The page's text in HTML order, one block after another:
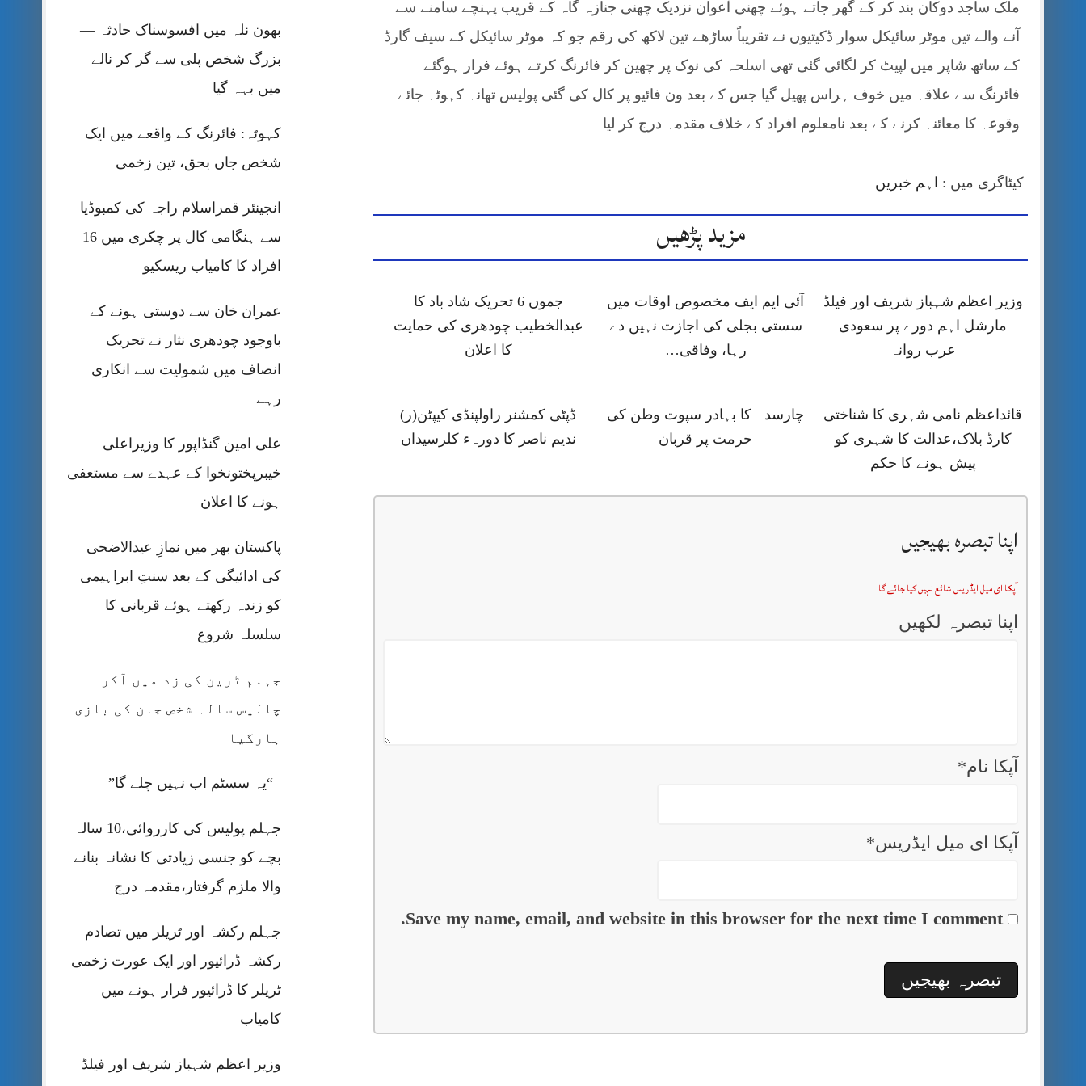
بھون نلہ میں افسوسناک حادثہ —
بزرگ شخص پلی سے گر کر نالے
میں بہہ گیا
کہوٹہ: فائرنگ کے واقعے میں ایک
شخص جاں بحق، تین زخمی
انجینئر قمراسلام راجہ کی کمبوڈیا
سے ہنگامی کال پر چکری میں 16
افراد کا کامیاب ریسکیو
عمران خان سے دوستی ہونے کے
باوجود چودھری نثار نے تحریک
انصاف میں شمولیت سے انکاری
رہے
علی امین گنڈاپور کا وزیراعلیٰ
خیبرپختونخوا کے عہدے سے مستعفی
ہونے کا اعلان
پاکستان بھر میں نمازِ عیدالاضحی
کی ادائیگی کے بعد سنتِ ابراہیمی
کو زندہ رکھتے ہوئے قربانی کا
سلسلہ شروع
جہلم ٹرین کی زد میں آکر
چالیس سالہ شخص جان کی بازی
ہارگیا
“یہ سسٹم اب نہیں چلے گا”
جہلم پولیس کی کارروائی،10 سالہ
بچے کو جنسی زیادتی کا نشانہ بنانے
والا ملزم گرفتار،مقدمہ درج
جہلم رکشہ اور ٹریلر میں تصادم
رکشہ ڈرائیور اور ایک عورت زخمی
ٹریلر کا ڈرائیور فرار ہونے میں
کامیاب
وزیر اعظم شہباز شریف اور فیلڈ
ملک ساجد دوکان بند کر کے گھر جاتے ہوئے چھنی آعوان نزدیک چھنی جنازہ گاہ کے قریب پہنچے سامنے سے
آنے والے تیں موٹر سائیکل سوار ڈکیتیوں نے تقریباً ساڑھے تین لاکھ کی رقم جو کہ موٹر سائیکل کے سیف گارڈ
کے ساتھ شاپر میں لپیٹ کر لگائی گئی تھی اسلحہ کی نوک پر چھین کر فائرنگ کرتے ہوئے فرار ہوگئے
فائرنگ سے علاقہ میں خوف ہراس پھیل گیا جس کے بعد ون فائیو پر کال کی گئی پولیس تھانہ کہوٹہ جائے
وقوعہ کا معائنہ کرنے کے بعد نامعلوم افراد کے خلاف مقدمہ درج کر لیا
کیٹاگری میں : اہم خبریں
مزید پڑھیں
وزیر اعظم شہباز شریف اور فیلڈ
مارشل اہم دورے پر سعودی
عرب روانہ
آئی ایم ایف مخصوص اوقات میں
سستی بجلی کی اجازت نہیں دے
رہا، وفاقی…
جموں 6 تحریک شاد باد کا
عبدالخطیب چودھری کی حمایت
کا اعلان
قائداعظم نامی شہری کا شناختی
کارڈ بلاک،عدالت کا شہری کو
پیش ہونے کا حکم
چارسدہ کا بہادر سپوت وطن کی
حرمت پر قربان
ڈپٹی کمشنر راولپنڈی کیپٹن(ر)
ندیم ناصر کا دورہء کلرسیداں
اپنا تبصرہ بھیجیں
آپکا ای میل ایڈریس شائع نہیں کیا جائے گا
اپنا تبصرہ لکھیں
آپکا نام*
آپکا ای میل ایڈریس*
Save my name, email, and website in this browser for the next time I comment.